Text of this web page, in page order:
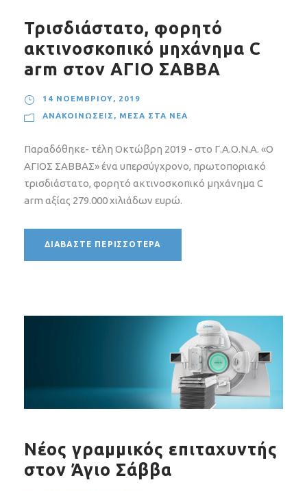
Τρισδιάστατο, φορητό
ακτινοσκοπικό μηχάνημα C
arm στον ΑΓΙΟ ΣΑΒΒΑ
14 ΝΟΕΜΒΡΊΟΥ, 2019
ΑΝΑΚΟΙΝΏΣΕΙΣ , ΜΈΣΑ ΣΤΑ ΝΈΑ
Παραδόθηκε- τέλη Οκτώβρη 2019 - στο Γ.Α.Ο.Ν.Α. «Ο
ΑΓΙΟΣ ΣΑΒΒΑΣ» ένα υπερσύγχρονο, πρωτοποριακό
τρισδιάστατο, φορητό ακτινοσκοπικό μηχάνημα C
arm αξίας 279.000 χιλιάδων ευρώ.
ΔΙΑΒΆΣΤΕ ΠΕΡΙΣΣΌΤΕΡΑ
Νέος γραμμικός επιταχυντής
στον Άγιο Σάββα